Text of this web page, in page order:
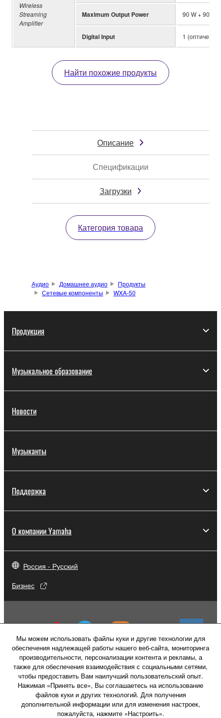
Wireless
Streaming
Amplifier
Maximum Output Power 90 W + 90 W
Digital Input 1
Найти похожие продукты
Описание
Спецификации
Загрузки
Категория товара
Аудио Домашнее аудио
Продукты
Сетевые компоненты
WXA-50
Продукция
Музыкальное образование
Новости
Музыканты
Поддержка
О компании Yamaha
Россия - Русский
Бизнес
Мы можем использовать файлы куки и другие технологии для
обеспечения надлежащей работы нашего веб-сайта, мониторинга
производительности, персонализации контента и рекламы, а
также для обеспечения взаимодействия с социальными сетями,
чтобы предоставить Вам наилучший пользовательский опыт.
Нажимая «Принять все», Вы соглашаетесь на использование
файлов куки и других технологий. Для получения
дополнительной информации или для изменения настроек,
пожалуйста, нажмите «Настроить».